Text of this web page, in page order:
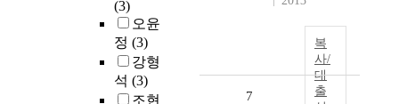
(3)
오윤
정 (3)
강형
석 (3)
조현
복
사/
대
출
7